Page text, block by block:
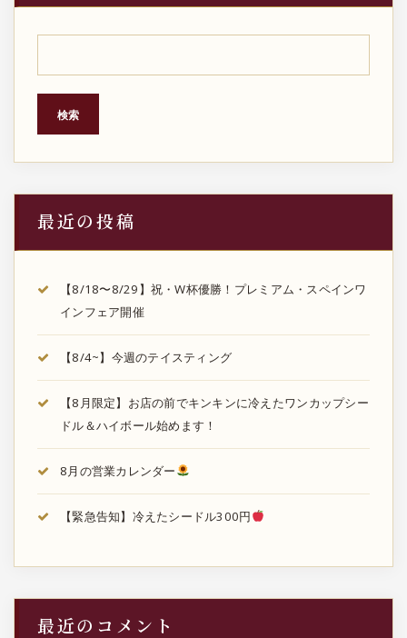
検索
最近の投稿
【8/18〜8/29】祝・W杯優勝！プレミアム・スペインワ
インフェア開催
【8/4~】今週のテイスティング
【8月限定】お店の前でキンキンに冷えたワンカップシー
ドル＆ハイボール始めます！
8月の営業カレンダー
【緊急告知】冷えたシードル300円
最近のコメント